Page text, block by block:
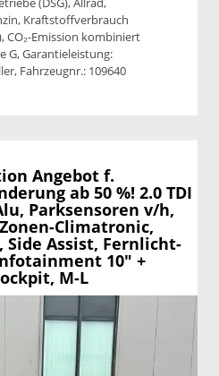
Kraftstoffverbrauch
CO₂-Emission kombiniert
G, Garantieleistung:
Fahrzeugnr.: 109640
drucken
Angebot f.
ab 50 %! 2.0 TDI
Parksensoren v/h,
Climatronic,
Side Assist, Fernlicht-
10" +
M-L